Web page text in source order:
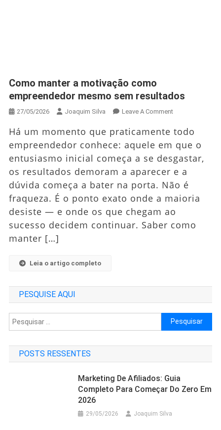
Como manter a motivação como
empreendedor mesmo sem resultados
27/05/2026 Joaquim Silva Leave A CommentOn
Manter
A
Motivação
Mesmo
Sem
Resultados
Há um momento que praticamente todo
empreendedor conhece: aquele em que o
entusiasmo inicial começa a se desgastar,
os resultados demoram a aparecer e a
dúvida começa a bater na porta. Não é
fraqueza. É o ponto exato onde a maioria
desiste — e onde os que chegam ao
sucesso decidem continuar. Saber como
manter […]
Leia o artigo completo
PESQUISE AQUI
Pesquisar
por:
POSTS RESSENTES
Marketing De Afiliados: Guia
Completo Para Começar Do Zero Em
2026
29/05/2026 Joaquim Silva